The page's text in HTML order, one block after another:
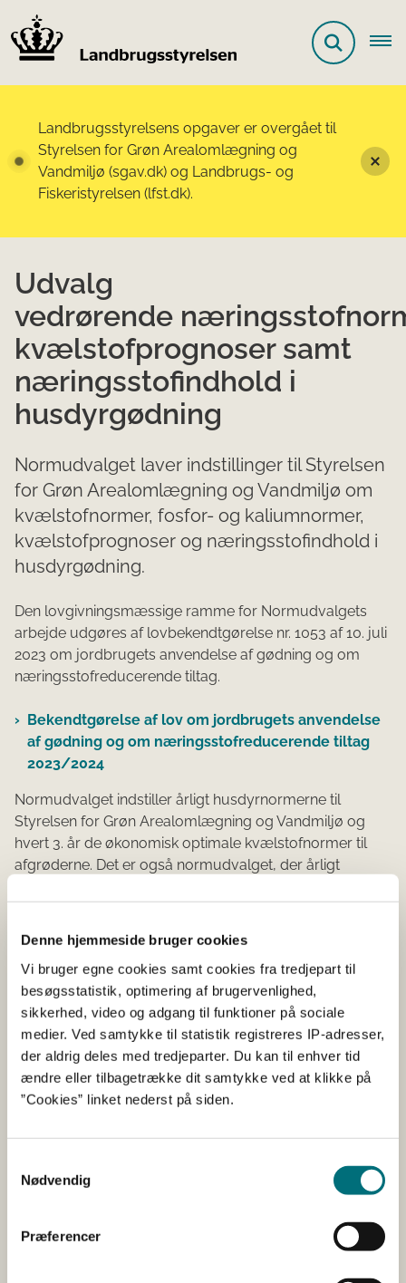
Denne hjemmeside bruger cookies
Vi bruger egne cookies samt cookies fra tredjepart til
besøgsstatistik, optimering af brugervenlighed,
sikkerhed, video og adgang til funktioner på sociale
medier. Ved samtykke til statistik registreres IP-adresser,
der aldrig deles med tredjeparter. Du kan til enhver tid
ændre eller tilbagetrække dit samtykke ved at klikke på
”Cookies” linket nederst på siden.
Nødvendig
Præferencer
Landbrugsstyrelsens opgaver er overgået til
Styrelsen for Grøn Arealomlægning og
Vandmiljø (sgav.dk) og Landbrugs- og
Fiskeristyrelsen (lfst.dk).
Udvalg
vedrørende
kvælstofprognoser samt
næringsstofindhold i
husdyrgødning
Normudvalget laver indstillinger til Styrelsen
for Grøn Arealomlægning og Vandmiljø om
kvælstofnormer, fosfor- og kaliumnormer,
kvælstofprognoser og næringsstofindhold i
husdyrgødning.
Den lovgivningsmæssige ramme for Normudvalgets
arbejde udgøres af lovbekendtgørelse nr. 1053 af 10. juli
2023 om jordbrugets anvendelse af gødning og om
næringsstofreducerende tiltag.
Bekendtgørelse af lov om jordbrugets anvendelse
af gødning og om næringsstofreducerende tiltag
2023/2024
Normudvalget indstiller årligt husdyrnormerne til
Styrelsen for Grøn Arealomlægning og Vandmiljø og
hvert 3. år de økonomisk optimale kvælstofnormer til
afgrøderne. Det er også normudvalget, der årligt
Normudvalgets sammensætning
Arbejdsgrupper under Normudvalget
Indstillede normer